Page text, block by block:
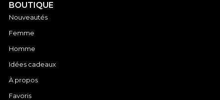
BOUTIQUE
Nouveautés
Femme
Homme
Idées cadeaux
À propos
Favoris